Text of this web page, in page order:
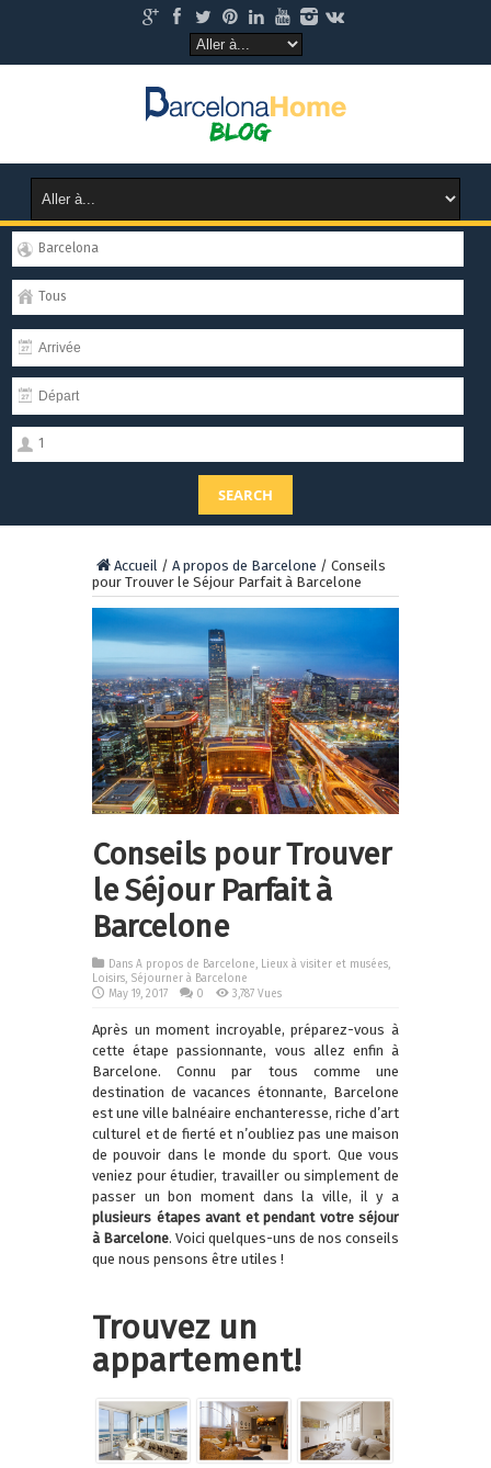
Barcelona
Tous
1
SEARCH
Accueil / A propos de Barcelone / Conseils
pour Trouver le Séjour Parfait à Barcelone
Conseils pour Trouver
le Séjour Parfait à
Barcelone
Dans A propos de Barcelone, Lieux à visiter et musées,
Loisirs, Séjourner à Barcelone
May 19, 2017
0 3,787 Vues
Après un moment incroyable, préparez-vous à
cette étape passionnante, vous allez enfin à
Barcelone. Connu par tous comme une
destination de vacances étonnante, Barcelone
est une ville balnéaire enchanteresse, riche d’art
culturel et de fierté et n’oubliez pas une maison
de pouvoir dans le monde du sport. Que vous
veniez pour étudier, travailler ou simplement de
passer un bon moment dans la ville, il y a
plusieurs étapes avant et pendant votre séjour
à Barcelone. Voici quelques-uns de nos conseils
que nous pensons être utiles !
Trouvez un
appartement!